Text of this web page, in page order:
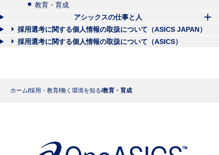
教育・育成
アシックスの仕事と人
採用選考に関する個人情報の取扱について（ASICS JAPAN）
採用選考に関する個人情報の取扱について（ASICS）
ホーム 採用・教育 働く環境を知る 教育・育成